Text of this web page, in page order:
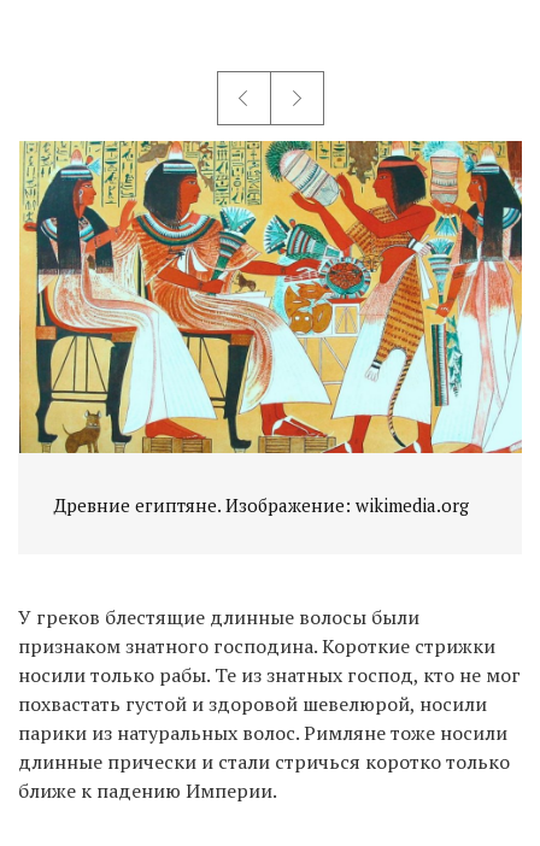
Древние египтяне. Изображение: wikimedia.org
У греков блестящие длинные волосы были
признаком знатного господина. Короткие стрижки
носили только рабы. Те из знатных господ, кто не мог
похвастать густой и здоровой шевелюрой, носили
парики из натуральных волос. Римляне тоже носили
длинные прически и стали стричься коротко только
ближе к падению Империи.